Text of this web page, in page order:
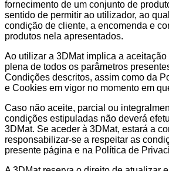
fornecimento de um conjunto de
sentido de permitir ao utilizador, ao
condição de cliente, a encomenda e
produtos nela apresentados.
Ao utilizar a 3DMat implica a
plena de todos os parâmetros
Condições descritos, assim como da
e Cookies em vigor no momento em
Caso não aceite, parcial ou
condições estipuladas não deverá
3DMat. Se aceder à 3DMat, estará a
responsabilizar-se a respeitar as
presente página e na Política de